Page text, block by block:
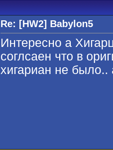
Re: [HW2] Babylon5
Интересно а
соглсаен что в
хигариан не было..